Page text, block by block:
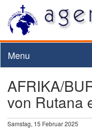
Menu
AFRIKA/
von Rutana
Samstag, 15 Februar 2025